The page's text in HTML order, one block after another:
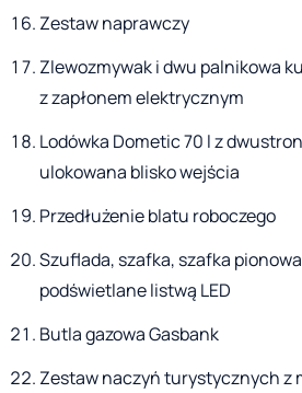
Zestaw naprawczy
Zlewozmywak i dwu palnikowa
z zapłonem elektrycznym
Lodówka Dometic 70 l z
ulokowana blisko wejścia
Przedłużenie blatu roboczego
Szuflada, szafka, szafka
podświetlane listwą LED
Butla gazowa Gasbank
Zestaw naczyń turystycznych z